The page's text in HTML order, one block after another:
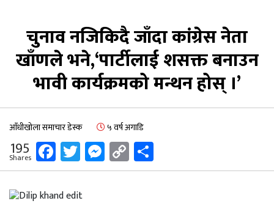
चुनाव नजिकिदै जाँदा कांग्रेस नेता
खाँणले भने,‘पार्टीलाई शसक्त बनाउन
भावी कार्यक्रमको मन्थन होस् ।’
आँधीखोला समाचार डेस्क ५ वर्ष अगाडि
195
Shares Facebook
Twitter
Messenger
Copy
Link